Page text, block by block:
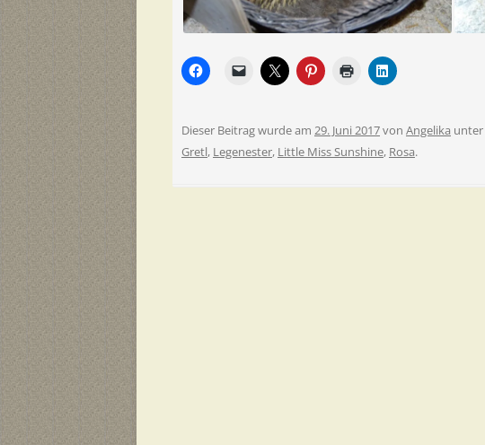
Dieser Beitrag wurde am 29. Juni 2017von Angelika unter
Gretl, Legenester, Little Miss Sunshine, Rosa.